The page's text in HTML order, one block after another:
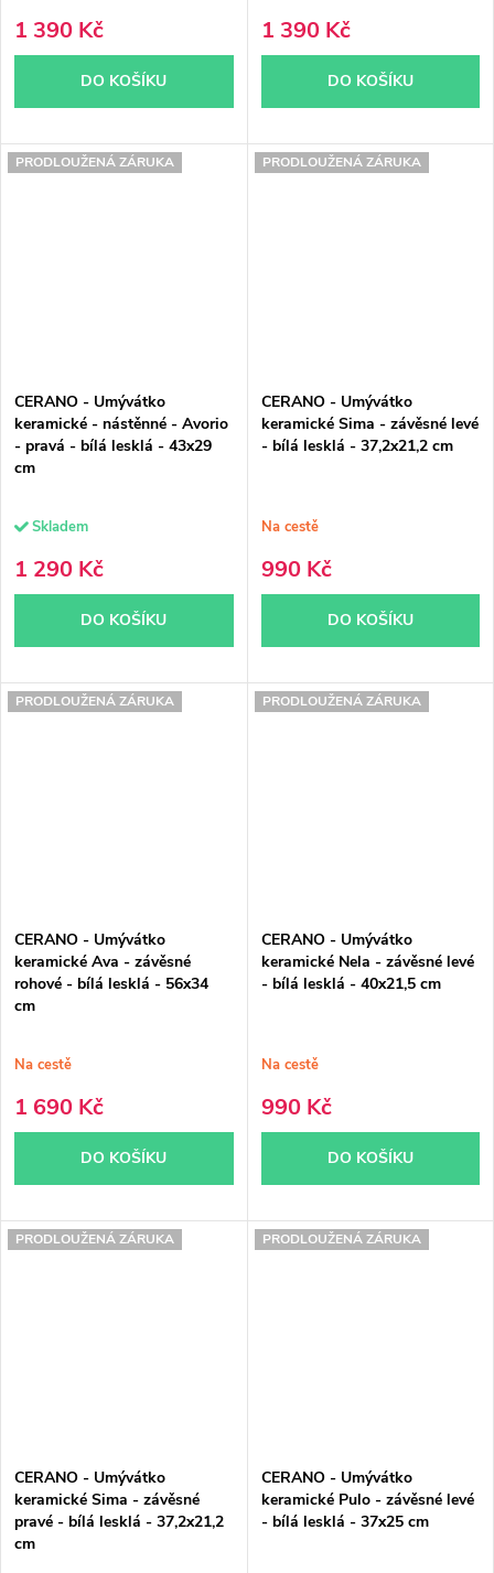
1 390 Kč
DO KOŠÍKU
1 390 Kč
DO KOŠÍKU
PRODLOUŽENÁ ZÁRUKA
CERANO - Umývátko
keramické - nástěnné - Avorio
- pravá - bílá lesklá - 43x29
cm
Skladem
1 290 Kč
DO KOŠÍKU
PRODLOUŽENÁ ZÁRUKA
CERANO - Umývátko
keramické Sima - závěsné levé
- bílá lesklá - 37,2x21,2 cm
Na cestě
990 Kč
DO KOŠÍKU
PRODLOUŽENÁ ZÁRUKA
CERANO - Umývátko
keramické Ava - závěsné
rohové - bílá lesklá - 56x34
cm
Na cestě
1 690 Kč
DO KOŠÍKU
PRODLOUŽENÁ ZÁRUKA
CERANO - Umývátko
keramické Nela - závěsné levé
- bílá lesklá - 40x21,5 cm
Na cestě
990 Kč
DO KOŠÍKU
PRODLOUŽENÁ ZÁRUKA
CERANO - Umývátko
keramické Sima - závěsné
pravé - bílá lesklá - 37,2x21,2
cm
PRODLOUŽENÁ ZÁRUKA
CERANO - Umývátko
keramické Pulo - závěsné levé
- bílá lesklá - 37x25 cm